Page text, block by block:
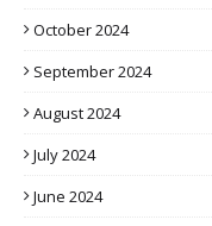
October 2024
September 2024
August 2024
July 2024
June 2024